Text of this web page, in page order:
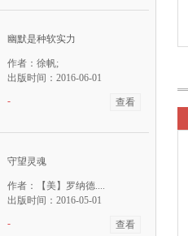
幽默是种软实力
作者：徐帆;
出版时间：2016-06-01
-
查看
守望灵魂
作者：【美】罗纳德....
出版时间：2016-05-01
-
查看